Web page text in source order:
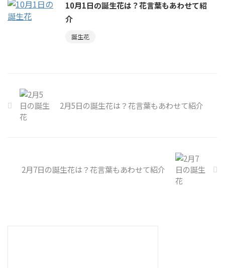
10月1日の誕生花は？花言葉もあわせて紹
介
誕生花
2月5日の誕生花は？花言葉もあわせて紹介
2月7日の誕生花は？花言葉もあわせて紹介